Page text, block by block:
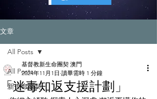
文章
All Posts
新生命團契
All Posts
「迷毒知返支援計劃」
基督教新生命團契 澳門
2024年11月1日 讀畢需時 1 分鐘